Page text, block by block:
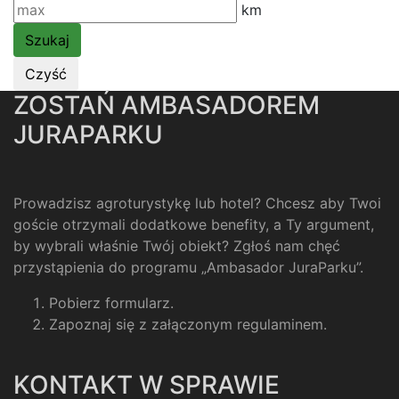
km
ZOSTAŃ AMBASADOREM
JURAPARKU
Prowadzisz agroturystykę lub hotel? Chcesz aby Twoi
goście otrzymali dodatkowe benefity, a Ty argument,
by wybrali właśnie Twój obiekt? Zgłoś nam chęć
przystąpienia do programu „Ambasador JuraParku”.
Pobierz formularz.
Zapoznaj się z załączonym regulaminem.
KONTAKT W SPRAWIE